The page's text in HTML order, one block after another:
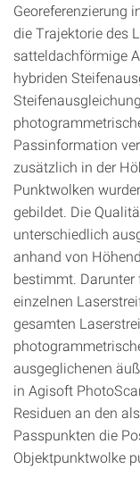
Georeferenzierung
die Trajektorie des
satteldachförmige
hybriden
Passinformation
zusätzlich in der
Punktwolken
gebildet. Die
unterschiedlich
anhand von
bestimmt. Darunter
einzelnen
gesamten
ausgeglichenen
in Agisoft
Residuen an den
Passpunkten die
Objektpunktwolke